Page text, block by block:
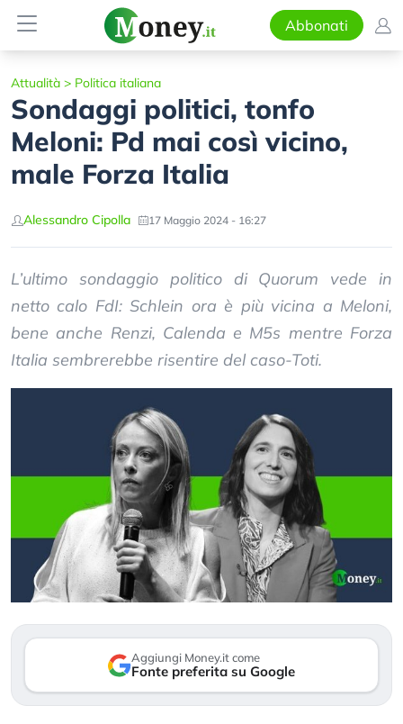
Abbonati
Attualità > Politica italiana
Sondaggi politici, tonfo
Meloni: Pd mai così vicino,
male Forza Italia
Alessandro Cipolla 17 Maggio 2024 - 16:27
L’ultimo sondaggio politico di Quorum vede in
netto calo FdI: Schlein ora è più vicina a Meloni,
bene anche Renzi, Calenda e M5s mentre Forza
Italia sembrerebbe risentire del caso-Toti.
Aggiungi Money.it come
Fonte preferita su Google